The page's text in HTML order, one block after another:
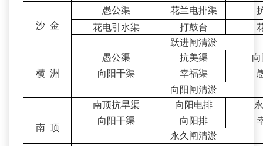
沙 金
愚公渠 花兰电排渠
花电引水渠
打鼓台
跃进闸清淤
横 洲
愚公渠 抗美渠
向阳干渠
幸福渠
向阳闸清淤
南 顶
南顶抗旱渠 向阳电排
向阳干渠
向阳排
永久闸清淤